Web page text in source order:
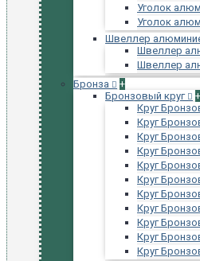
Уголок
Уголок
Швеллер
Швеллер
Швеллер
Бронза
+
Бронзовый круг
+
Круг
Круг
Круг
Круг
Круг
Круг
Круг
Круг
Круг
Круг
Круг